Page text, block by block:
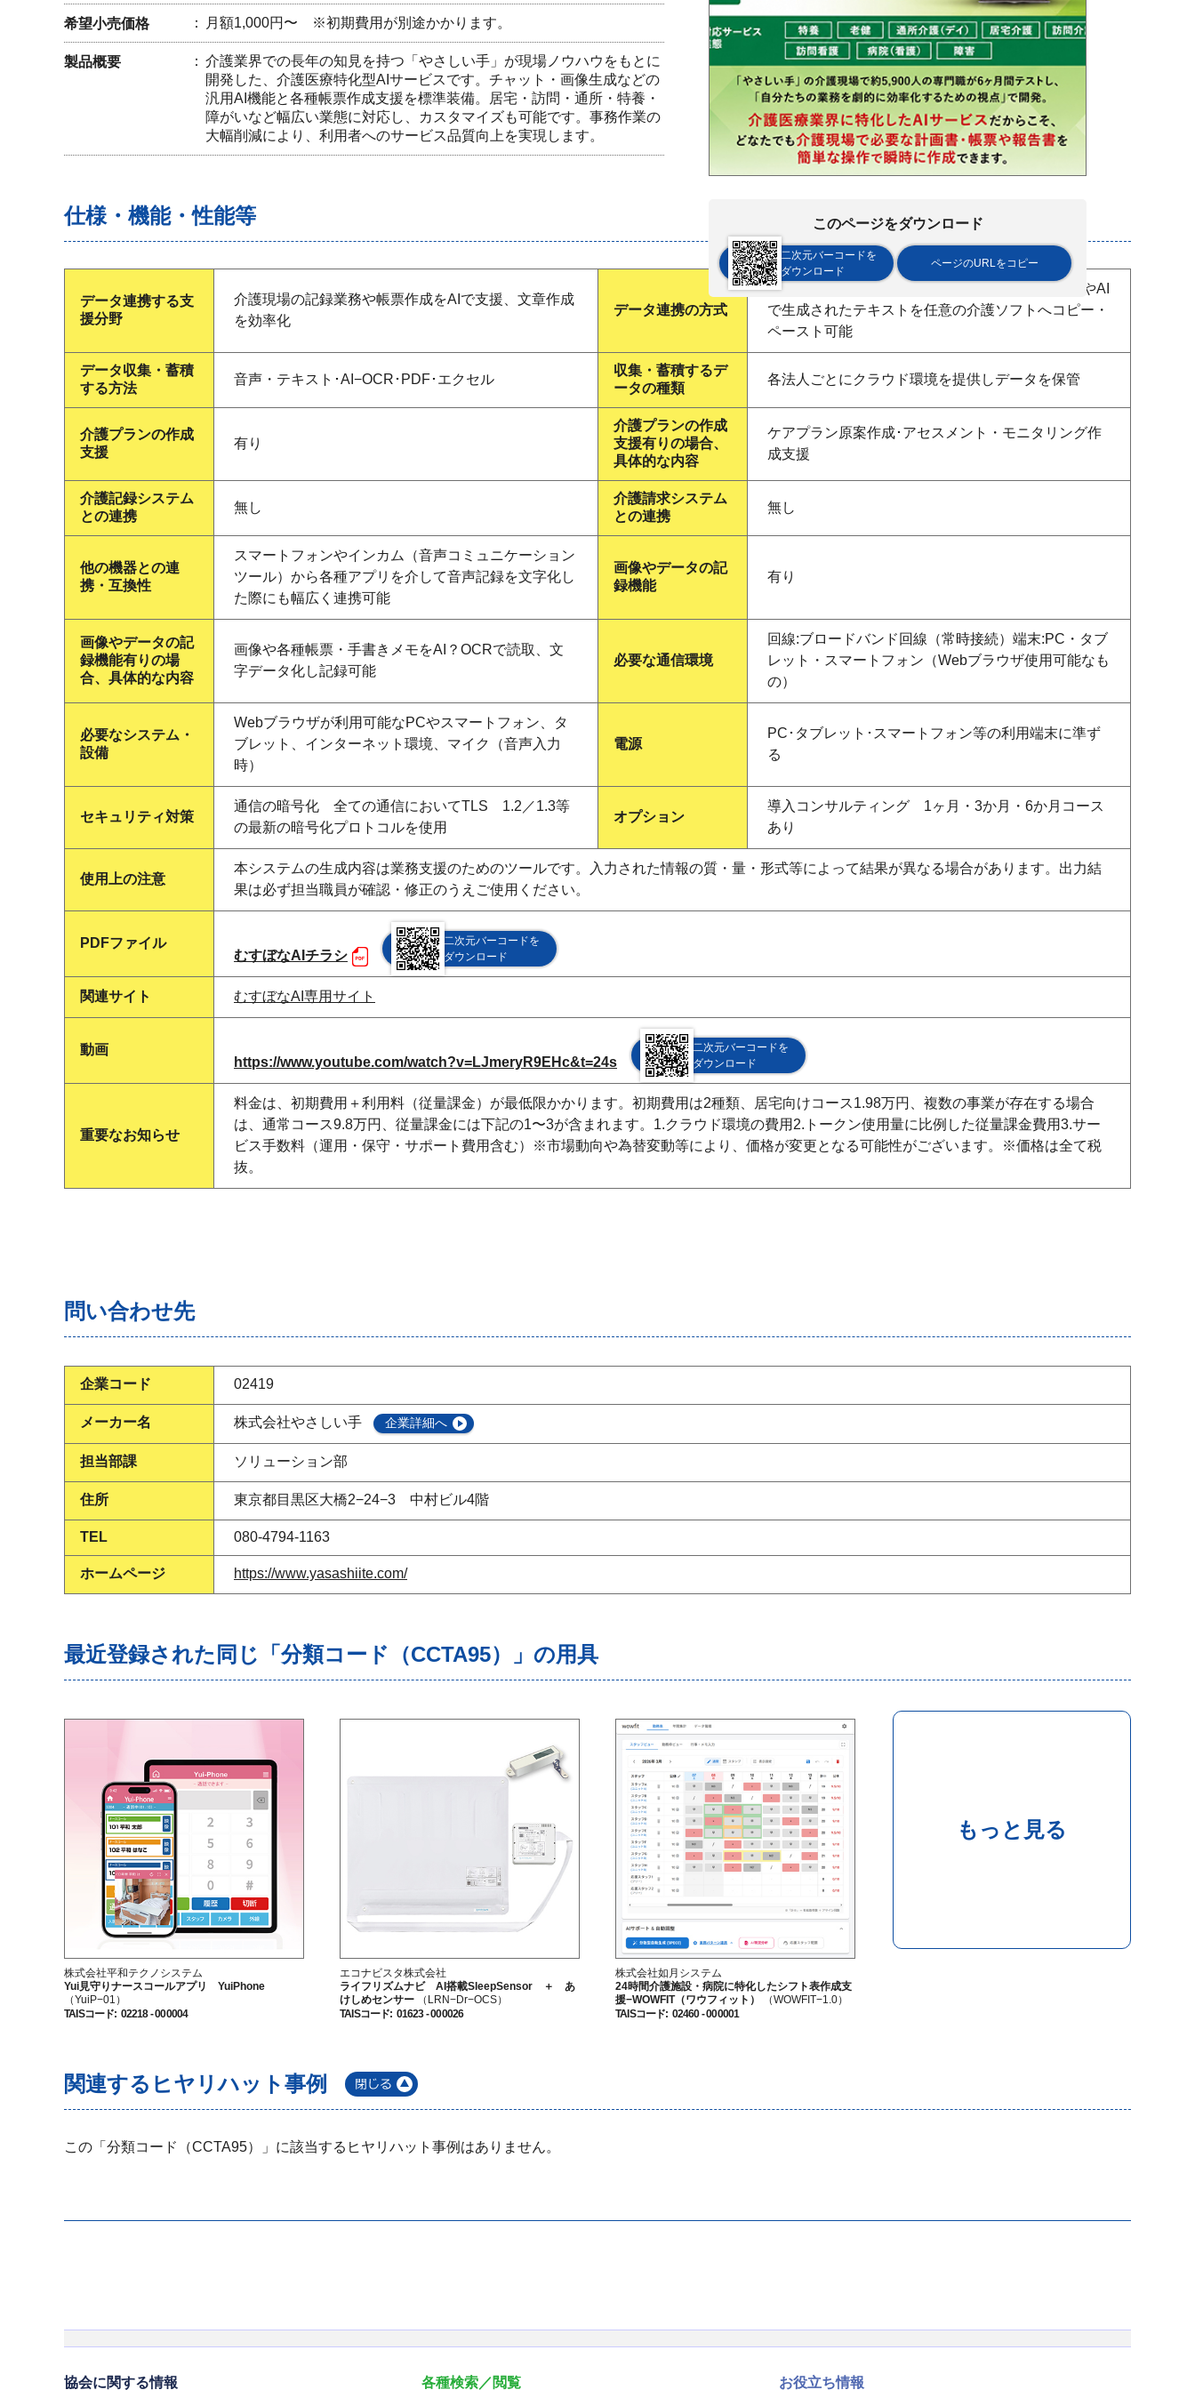
希望小売価格 月額1,000円〜 ※初期費用が別途かかります。
製品概要
介護業界での長年の知見を持つ「やさしい手」が現場ノウハウをもとに
開発した、介護医療特化型AIサービスです。チャット・画像生成などの
汎用AI機能と各種帳票作成支援を標準装備。居宅・訪問・通所・特養・
障がいなど幅広い業態に対応し、カスタマイズも可能です。事務作業の
大幅削減により、利用者へのサービス品質向上を実現します。
このページをダウンロード
二次元バーコードを
ダウンロード
ページのURLをコピー
仕様・機能・性能等
データ連携する支
援分野
介護現場の記録業務や帳票作成をAIで支援、文章作成
を効率化
データ連携の方式
CSVからマクロによる各種フォーマットへの連携やAI
で生成されたテキストを任意の介護ソフトへコピー・
ペースト可能
データ収集・蓄積
する方法
音声・テキスト･AI−OCR･PDF･エクセル
収集・蓄積するデ
ータの種類
各法人ごとにクラウド環境を提供しデータを保管
介護プランの作成
支援
有り
介護プランの作成
支援有りの場合、
具体的な内容
ケアプラン原案作成･アセスメント・モニタリング作
成支援
介護記録システム
との連携
無し
介護請求システム
との連携
無し
他の機器との連
携・互換性
スマートフォンやインカム（音声コミュニケーション
ツール）から各種アプリを介して音声記録を文字化し
た際にも幅広く連携可能
画像やデータの記
録機能
有り
画像やデータの記
録機能有りの場
合、具体的な内容
画像や各種帳票・手書きメモをAI？OCRで読取、文
字データ化し記録可能
必要な通信環境
回線:ブロードバンド回線（常時接続）端末:PC・タブ
レット・スマートフォン（Webブラウザ使用可能なも
の）
必要なシステム・
設備
Webブラウザが利用可能なPCやスマートフォン、タ
ブレット、インターネット環境、マイク（音声入力
時）
電源
PC･タブレット･スマートフォン等の利用端末に準ず
る
セキュリティ対策
通信の暗号化 全ての通信においてTLS 1.2／1.3等
の最新の暗号化プロトコルを使用
オプション
導入コンサルティング 1ヶ月・3か月・6か月コース
あり
使用上の注意
本システムの生成内容は業務支援のためのツールです。入力された情報の質・量・形式等によって結果が異なる場合があります。出力結
果は必ず担当職員が確認・修正のうえご使用ください。
PDFファイル
むすぼなAIチラシ
二次元バーコードを
ダウンロード
関連サイト むすぼなAI専用サイト
動画
https://www.youtube.com/watch?v=LJmeryR9EHc&t=24s
二次元バーコードを
ダウンロード
重要なお知らせ
料金は、初期費用＋利用料（従量課金）が最低限かかります。初期費用は2種類、居宅向けコース1.98万円、複数の事業が存在する場合
は、通常コース9.8万円、従量課金には下記の1〜3が含まれます。1.クラウド環境の費用2.トークン使用量に比例した従量課金費用3.サー
ビス手数料（運用・保守・サポート費用含む）※市場動向や為替変動等により、価格が変更となる可能性がございます。※価格は全て税
抜。
問い合わせ先
企業コード 02419
メーカー名 株式会社やさしい手 企業詳細へ
担当部課 ソリューション部
住所 東京都目黒区大橋2−24−3 中村ビル4階
TEL 080-4794-1163
ホームページ https://www.yasashiite.com/
最近登録された同じ「分類コード（CCTA95）」の用具
株式会社平和テクノシステム
Yui見守りナースコールアプリ YuiPhone
（YuiP−01）
TAISコード: 02218 - 000004
エコナビスタ株式会社
ライフリズムナビ AI搭載SleepSensor ＋ あ
けしめセンサー
（LRN−Dr−OCS）
TAISコード: 01623 - 000026
株式会社如月システム
24時間介護施設・病院に特化したシフト表作成支
援−WOWFIT（ワウフィット）
（WOWFIT−1.0）
TAISコード: 02460 - 000001
もっと見る
関連するヒヤリハット事例
この「分類コード（CCTA95）」に該当するヒヤリハット事例はありません。
協会に関する情報 各種検索／閲覧 お役立ち情報